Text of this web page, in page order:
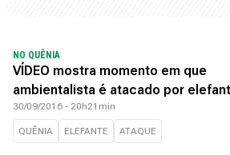
NO QUÊNIA
VÍDEO mostra momento em que
ambientalista é atacado por
30/09/2016 - 20h21min
QUÊNIA ELEFANTE ATAQUE